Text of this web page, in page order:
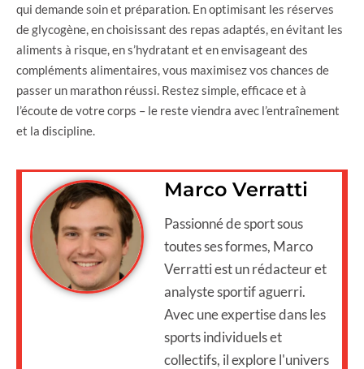
qui demande soin et préparation. En optimisant les réserves
de glycogène, en choisissant des repas adaptés, en évitant les
aliments à risque, en s’hydratant et en envisageant des
compléments alimentaires, vous maximisez vos chances de
passer un marathon réussi. Restez simple, efficace et à
l’écoute de votre corps – le reste viendra avec l’entraînement
et la discipline.
Marco Verratti
Passionné de sport sous
toutes ses formes, Marco
Verratti est un rédacteur et
analyste sportif aguerri.
Avec une expertise dans les
sports individuels et
collectifs, il explore l'univers